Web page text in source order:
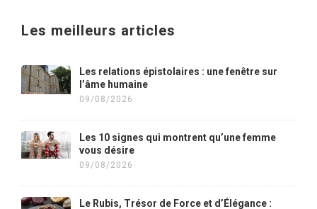
Les meilleurs articles
Les relations épistolaires : une fenêtre sur
l’âme humaine
09/08/2026
Les 10 signes qui montrent qu’une femme
vous désire
09/08/2026
Le Rubis, Trésor de Force et d’Élégance :